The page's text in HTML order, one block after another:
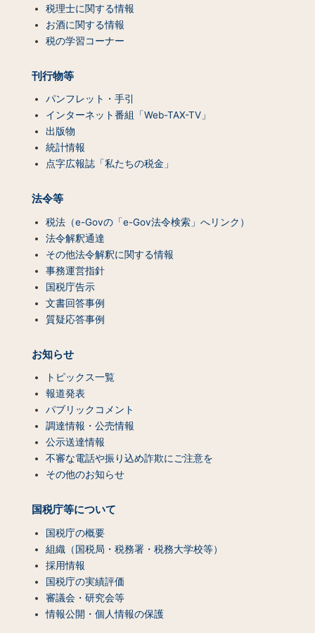
税理士に関する情報
お酒に関する情報
税の学習コーナー
刊行物等
パンフレット・手引
インターネット番組「Web-TAX-TV」
出版物
統計情報
点字広報誌「私たちの税金」
法令等
税法（e-Govの「e-Gov法令検索」へリンク）
法令解釈通達
その他法令解釈に関する情報
事務運営指針
国税庁告示
文書回答事例
質疑応答事例
お知らせ
トピックス一覧
報道発表
パブリックコメント
調達情報・公売情報
公示送達情報
不審な電話や振り込め詐欺にご注意を
その他のお知らせ
国税庁等について
国税庁の概要
組織（国税局・税務署・税務大学校等）
採用情報
国税庁の実績評価
審議会・研究会等
情報公開・個人情報の保護